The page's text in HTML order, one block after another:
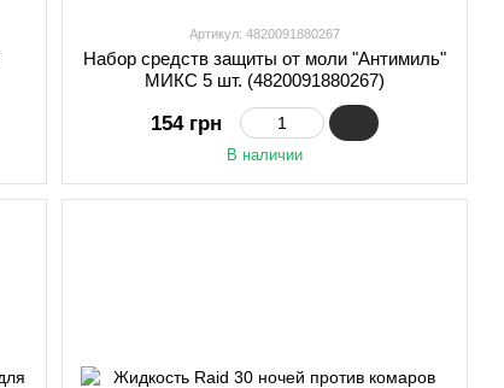
Артикул: 4820091880267
Набор средств защиты от моли "Антимиль"
МИКС 5 шт. (4820091880267)
154 грн
В наличии